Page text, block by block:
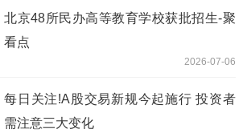
北京48所民办高等教育学校获批招生-聚
看点
2026-07-06
每日关注!A股交易新规今起施行 投资者
需注意三大变化